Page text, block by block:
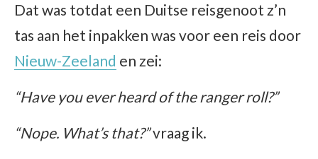
Dat was totdat een Duitse reisgenoot z’n
tas aan het inpakken was voor een reis door
Nieuw-Zeeland en zei:
“Have you ever heard of the ranger roll?”
“Nope. What’s that?”vraag ik.